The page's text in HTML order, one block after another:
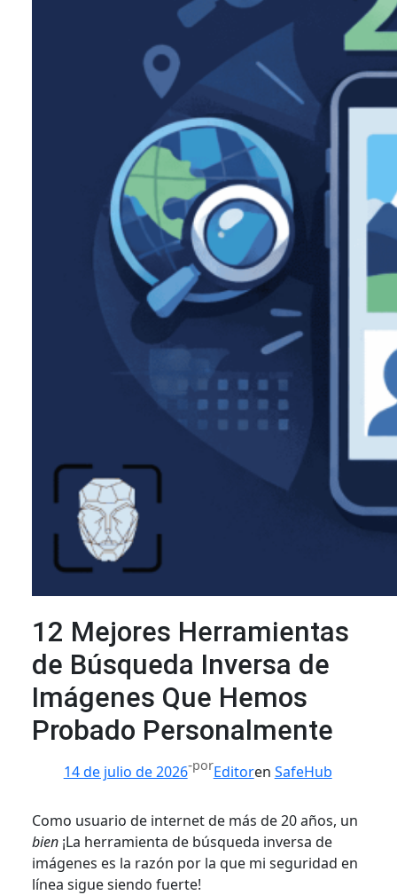
12 Mejores Herramientas
de Búsqueda Inversa de
Imágenes Que Hemos
Probado Personalmente
14 de julio de 2026-porEditoren SafeHub
Como usuario de internet de más de 20 años, un
bien ¡La herramienta de búsqueda inversa de
imágenes es la razón por la que mi seguridad en
línea sigue siendo fuerte!